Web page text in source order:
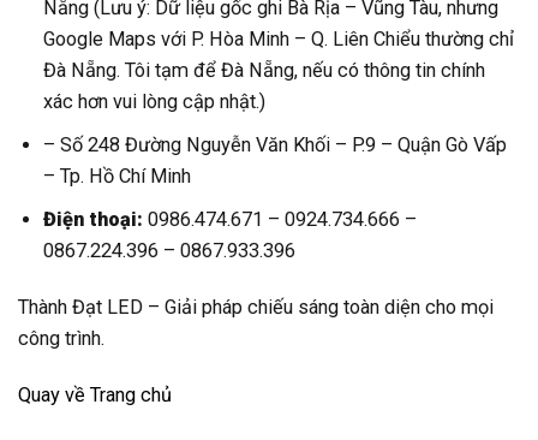
Nẵng (Lưu ý: Dữ liệu gốc ghi Bà Rịa – Vũng Tàu, nhưng
Google Maps với P. Hòa Minh – Q. Liên Chiểu thường chỉ
Đà Nẵng. Tôi tạm để Đà Nẵng, nếu có thông tin chính
xác hơn vui lòng cập nhật.)
– Số 248 Đường Nguyễn Văn Khối – P.9 – Quận Gò Vấp
– Tp. Hồ Chí Minh
Điện thoại: 0986.474.671 – 0924.734.666 –
0867.224.396 – 0867.933.396
Thành Đạt LED – Giải pháp chiếu sáng toàn diện cho mọi
công trình.
Quay về Trang chủ